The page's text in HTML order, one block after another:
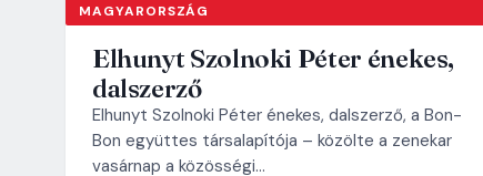
MAGYARORSZÁG
Elhunyt Szolnoki Péter énekes,
dalszerző
Elhunyt Szolnoki Péter énekes, dalszerző, a Bon-
Bon együttes társalapítója – közölte a zenekar
vasárnap a közösségi…